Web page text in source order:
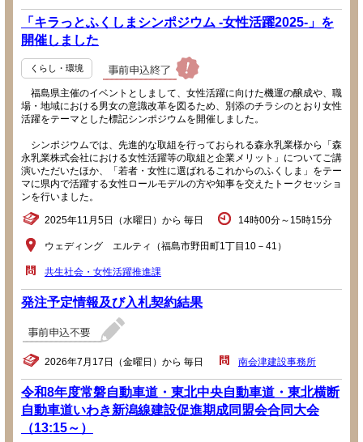
「キラっとふくしまシンポジウム -女性活躍2025-」を
開催しました
くらし・環境
福島県主催のイベントとしまして、女性活躍に向けた機運の醸成や、職
場・地域における男女の意識改革を図るため、別添のチラシのとおり女性
活躍をテーマとした標記シンポジウムを開催しました。
シンポジウムでは、先進的な取組を行っておられる森永乳業様から「森
永乳業株式会社における女性活躍等の取組と企業メリット」についてご講
演いただいたほか、「若者・女性に選ばれるこれからのふくしま」をテー
マに県内で活躍する女性ロールモデルの方や知事を交えたトークセッショ
ンを行いました。
2025年11月5日（水曜日）から 毎日 14時00分～15時15分
ウェディング エルティ（福島市野田町1丁目10－41）
共生社会・女性活躍推進課
発注予定情報及び入札契約結果
2026年7月17日（金曜日）から 毎日 南会津建設事務所
令和8年度常磐自動車道・東北中央自動車道・東北横断
自動車道いわき新潟線建設促進期成同盟会合同大会
（13:15～）